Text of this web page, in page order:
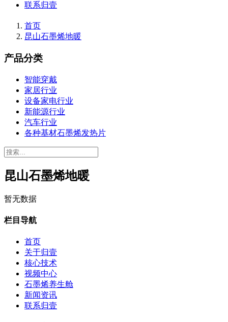
联系归壹
首页
昆山石墨烯地暖
产品分类
智能穿戴
家居行业
设备家电行业
新能源行业
汽车行业
各种基材石墨烯发热片
昆山石墨烯地暖
暂无数据
栏目导航
首页
关于归壹
核心技术
视频中心
石墨烯养生舱
新闻资讯
联系归壹